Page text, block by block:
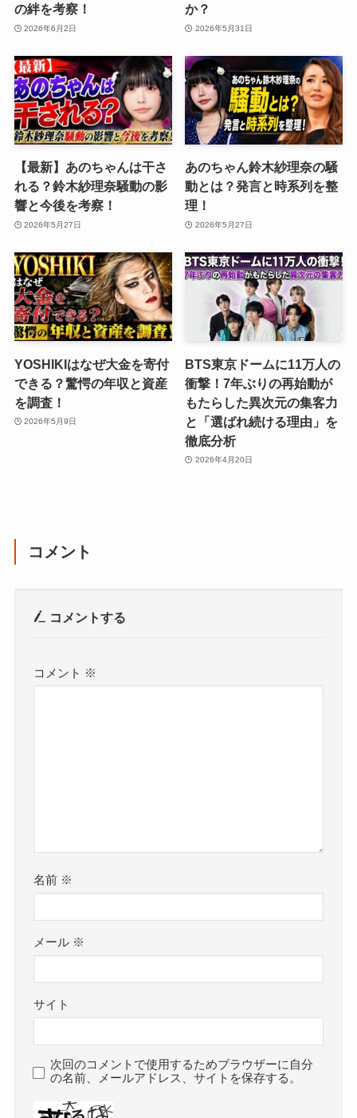
の絆を考察！
2026年6月2日
か？
2026年5月31日
【最新】あのちゃんは干さ
れる？鈴木紗理奈騒動の影
響と今後を考察！
2026年5月27日
あのちゃん鈴木紗理奈の騒
動とは？発言と時系列を整
理！
2026年5月27日
YOSHIKIはなぜ大金を寄付
できる？驚愕の年収と資産
を調査！
2026年5月9日
BTS東京ドームに11万人の
衝撃！7年ぶりの再始動が
もたらした異次元の集客力
と「選ばれ続ける理由」を
徹底分析
2026年4月20日
コメント
コメントする
コメント ※
名前 ※
メール ※
サイト
次回のコメントで使用するためブラウザーに自分
の名前、メールアドレス、サイトを保存する。